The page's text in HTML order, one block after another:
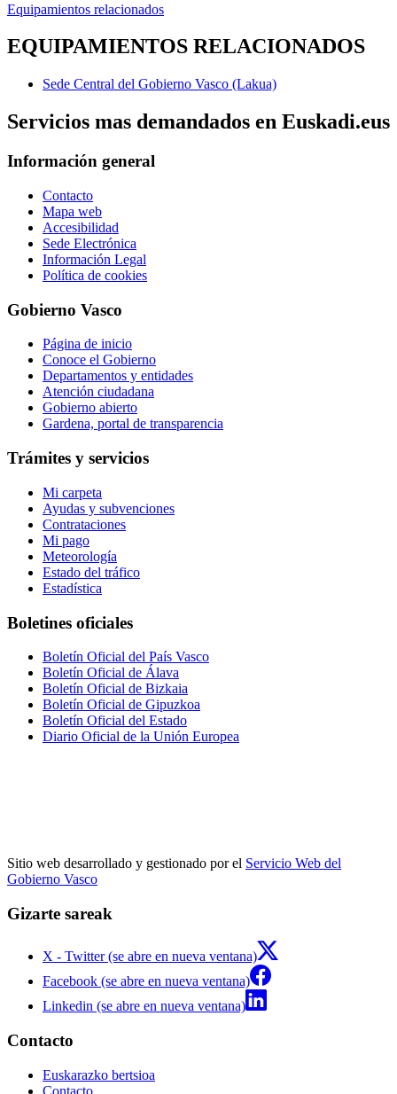
Equipamientos relacionados
EQUIPAMIENTOS RELACIONADOS
Sede Central del Gobierno Vasco (Lakua)
Servicios mas demandados en Euskadi.eus
Información general
Contacto
Mapa web
Accesibilidad
Sede Electrónica
Información Legal
Política de cookies
Gobierno Vasco
Página de inicio
Conoce el Gobierno
Departamentos y entidades
Atención ciudadana
Gobierno abierto
Gardena, portal de transparencia
Trámites y servicios
Mi carpeta
Ayudas y subvenciones
Contrataciones
Mi pago
Meteorología
Estado del tráfico
Estadística
Boletines oficiales
Boletín Oficial del País Vasco
Boletín Oficial de Álava
Boletín Oficial de Bizkaia
Boletín Oficial de Gipuzkoa
Boletín Oficial del Estado
Diario Oficial de la Unión Europea
Sitio web desarrollado y gestionado por el Servicio Web del
Gobierno Vasco
Gizarte sareak
X - Twitter (se abre en nueva ventana)
Facebook (se abre en nueva ventana)
Linkedin (se abre en nueva ventana)
Contacto
Euskarazko bertsioa
Contacto